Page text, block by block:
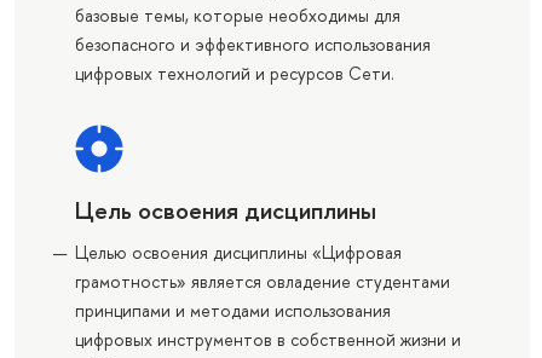
базовые темы, которые необходимы для
безопасного и эффективного использования
цифровых технологий и ресурсов Сети.
Цель освоения дисциплины
Целью освоения дисциплины «Цифровая
грамотность» является овладение студентами
принципами и методами использования
цифровых инструментов в собственной жизни и